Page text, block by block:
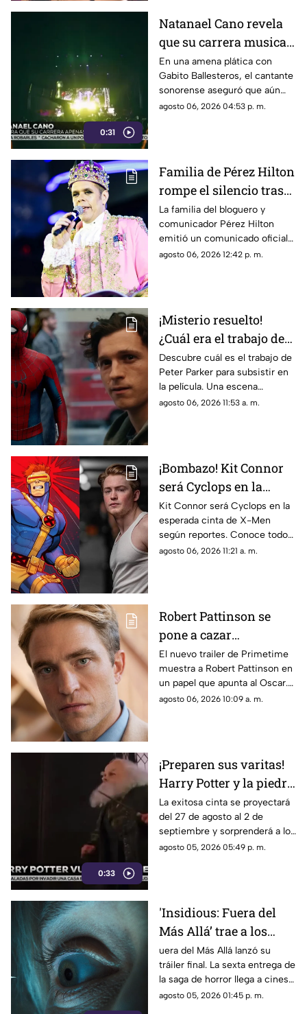
0:31
Natanael Cano revela
que su carrera musical
apenas está
empezando
En una amena plática con
Gabito Ballesteros, el cantante
sonorense aseguró que aún
tiene un largo camino por
agosto 06, 2026 04:53 p. m.
Familia de Pérez Hilton
rompe el silencio tras
incidente en vivo
La familia del bloguero y
comunicador Pérez Hilton
emitió un comunicado oficial
para agradecer las muestras de
agosto 06, 2026 12:42 p. m.
¡Misterio resuelto!
¿Cuál era el trabajo de
Peter Parker en Spider-
man: Brand New Day?
Descubre cuál es el trabajo de
Peter Parker para subsistir en
la película. Una escena
eliminada aclara las dudas de
agosto 06, 2026 11:53 a. m.
¡Bombazo! Kit Connor
será Cyclops en la
película de X-Men
Kit Connor será Cyclops en la
esperada cinta de X-Men
según reportes. Conoce todos
los detalles sobre el fichaje del
agosto 06, 2026 11:21 a. m.
Robert Pattinson se
pone a cazar
pederastas en el nuevo
thriller basado en
hechos reales
‘Primetime'
El nuevo trailer de Primetime
muestra a Robert Pattinson en
un papel que apunta al Oscar.
Descubre todos los detalles de
agosto 06, 2026 10:09 a. m.
0:33
¡Preparen sus varitas!
Harry Potter y la piedra
filosofal regresa a los
cines por su 25
aniversario
La exitosa cinta se proyectará
del 27 de agosto al 2 de
septiembre y sorprenderá a los
fanáticos con 15 minutos de
agosto 05, 2026 05:49 p. m.
'Insidious: Fuera del
Más Allá’ trae a los
demonios al mundo
real en su tráiler final
uera del Más Allá lanzó su
tráiler final. La sexta entrega de
la saga de horror llega a cines
el 21 de agosto de 2026.
agosto 05, 2026 01:45 p. m.